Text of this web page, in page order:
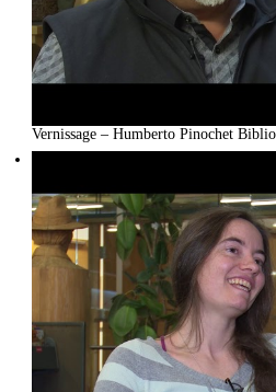
Vernissage – Humberto Pinochet